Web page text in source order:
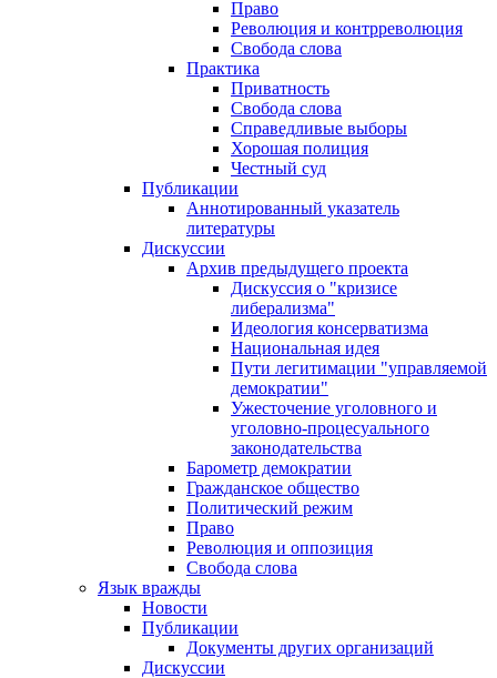
Право
Революция и контрреволюция
Свобода слова
Практика
Приватность
Свобода слова
Справедливые выборы
Хорошая полиция
Честный суд
Публикации
Аннотированный указатель
литературы
Дискуссии
Архив предыдущего проекта
Дискуссия о "кризисе
либерализма"
Идеология консерватизма
Национальная идея
Пути легитимации "управляемой
демократии"
Ужесточение уголовного и
уголовно-процесуального
законодательства
Барометр демократии
Гражданское общество
Политический режим
Право
Революция и оппозиция
Свобода слова
Язык вражды
Новости
Публикации
Документы других организаций
Дискуссии